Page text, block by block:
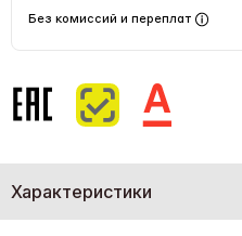
Без комиссий и переплат
Характеристики